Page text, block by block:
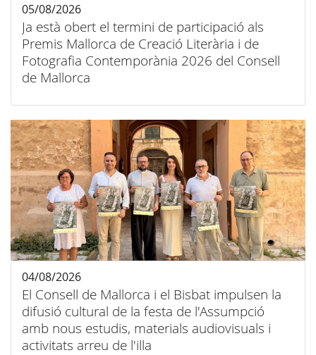
Ja està obert el termini de participació als
Premis Mallorca de Creació Literària i de
Fotografia Contemporània 2026 del Consell
de Mallorca
05/08/2026
El Consell de Mallorca i el Bisbat impulsen la
difusió cultural de la festa de l'Assumpció
amb nous estudis, materials audiovisuals i
activitats arreu de l'illa
04/08/2026